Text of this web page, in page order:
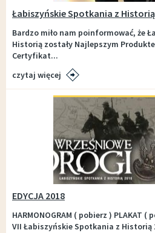
Bardzo miło nam poinformować, że
Historią zostały Najlepszym
Certyfikat...
czytaj więcej
EDYCJA 2018
HARMONOGRAM ( pobierz ) PLAKAT
VII Łabiszyńskie Spotkania z Historią